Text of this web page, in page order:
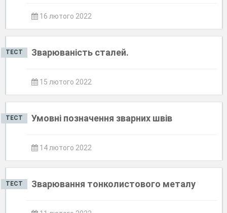
16 лютого 2022
ТЕСТ Зварюваність сталей.
15 лютого 2022
ТЕСТ Умовні позначення зварних швів
14 лютого 2022
ТЕСТ Зварювання тонколистового металу